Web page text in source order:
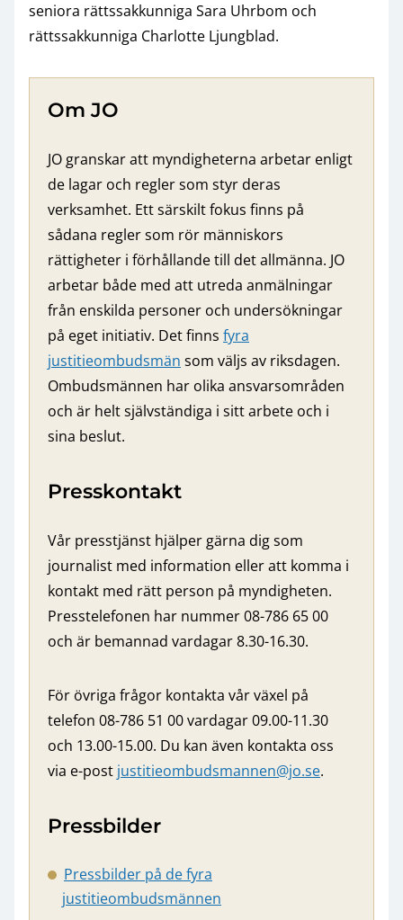
seniora rättssakkunniga Sara Uhrbom och
rättssakkunniga Charlotte Ljungblad.
Om JO
JO granskar att myndigheterna arbetar enligt
de lagar och regler som styr deras
verksamhet. Ett särskilt fokus finns på
sådana regler som rör människors
rättigheter i förhållande till det allmänna. JO
arbetar både med att utreda anmälningar
från enskilda personer och undersökningar
på eget initiativ. Det finns fyra
justitieombudsmän som väljs av riksdagen.
Ombudsmännen har olika ansvarsområden
och är helt självständiga i sitt arbete och i
sina beslut.
Presskontakt
Vår presstjänst hjälper gärna dig som
journalist med information eller att komma i
kontakt med rätt person på myndigheten.
Presstelefonen har nummer 08-786 65 00
och är bemannad vardagar 8.30-16.30.
För övriga frågor kontakta vår växel på
telefon 08-786 51 00 vardagar 09.00-11.30
och 13.00-15.00. Du kan även kontakta oss
via e-post justitieombudsmannen@jo.se.
Pressbilder
Pressbilder på de fyra
justitieombudsmännen